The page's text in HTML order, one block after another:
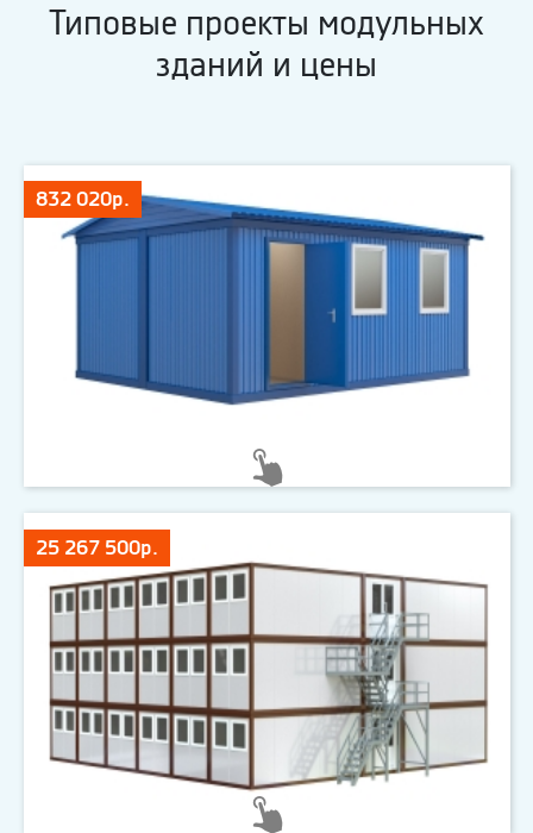
Типовые проекты модульных
зданий и цены
832 020р.
25 267 500р.